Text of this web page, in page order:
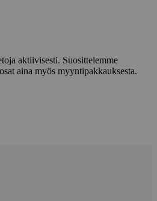
aktiivisesti. Suosittelemme
aina myös myyntipakkauksesta.